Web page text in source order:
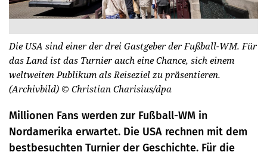
Die USA sind einer der drei Gastgeber der Fußball-WM. Für
das Land ist das Turnier auch eine Chance, sich einem
weltweiten Publikum als Reiseziel zu präsentieren.
(Archivbild) © Christian Charisius/dpa
Millionen Fans werden zur Fußball-WM in
Nordamerika erwartet. Die USA rechnen mit dem
bestbesuchten Turnier der Geschichte. Für die